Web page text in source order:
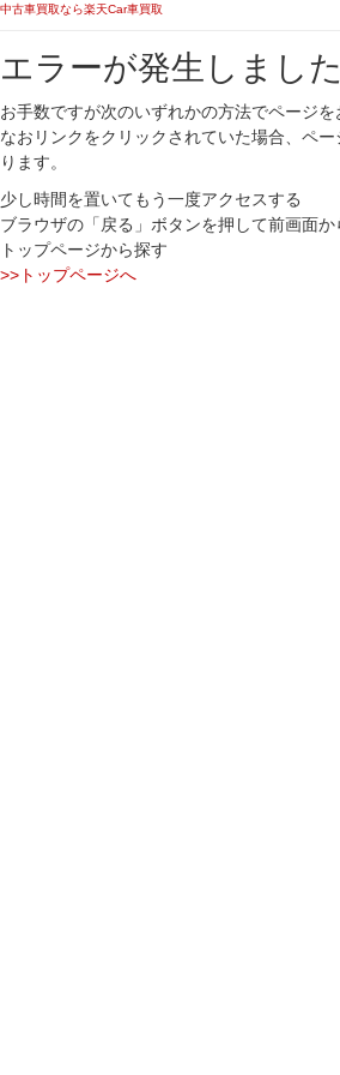
中古車買取なら楽天Car車買取
エラーが発生しました
お手数ですが次のいずれかの方法でページを
なおリンクをクリックされていた場合、ペ
ります。
少し時間を置いてもう一度アクセスする
ブラウザの「戻る」ボタンを押して前画面か
トップページから探す
>>トップページへ